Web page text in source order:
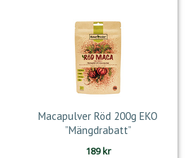
Macapulver Röd 200g EKO
”Mängdrabatt”
189kr